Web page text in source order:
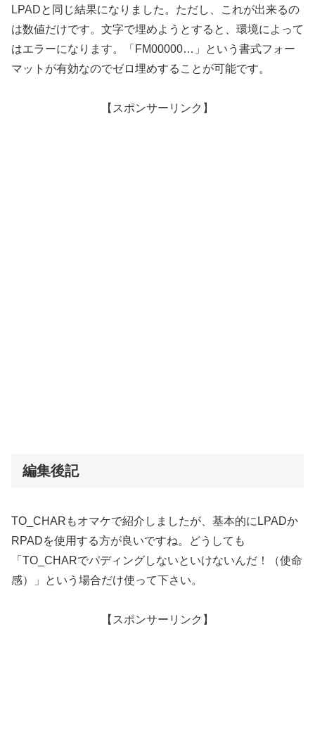
LPADと同じ結果になりました。ただし、これが出来るの
は数値だけです。文字で埋めようとすると、環境によって
はエラーになります。「FM00000…」という書式フォー
マットが有効なのでゼロ埋めすることが可能です。
【スポンサーリンク】
編集後記
TO_CHARもオマケで紹介しましたが、基本的にLPADか
RPADを使用する方が良いですね。どうしても
「TO_CHARでパディングしないといけないんだ！（使命
感）」という場合だけ使って下さい。
【スポンサーリンク】